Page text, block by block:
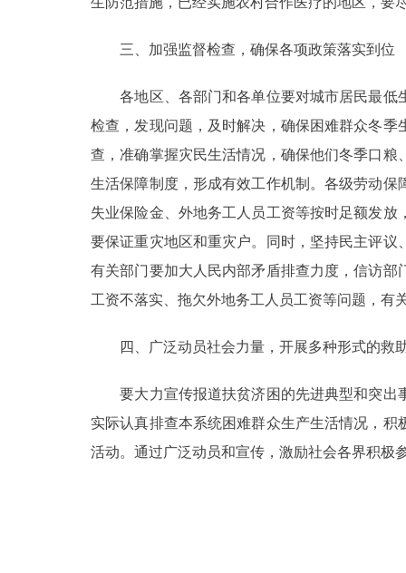
ESPAÑOL
ITALIANO
三、加强监督检查，确保各项政策落实到位
各地区、各部门和各单位要对城市居民最低
检查，发现问题，及时解决，确保困难群众冬
查，准确掌握灾民生活情况，确保他们冬季口
生活保障制度，形成有效工作机制。各级劳动
失业保险金、外地务工人员工资等按时足额发
要保证重灾地区和重灾户。同时，坚持民主评
有关部门要加大人民内部矛盾排查力度，信访
工资不落实、拖欠外地务工人员工资等问题，有
四、广泛动员社会力量，开展多种形式的救
要大力宣传报道扶贫济困的先进典型和突出
实际认真排查本系统困难群众生产生活情况，
活动。通过广泛动员和宣传，激励社会各界积极